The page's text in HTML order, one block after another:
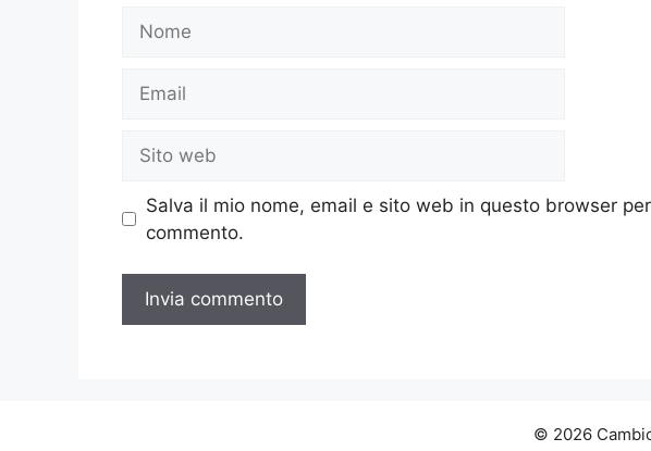
web
Salva il mio nome, email e sito web in questo browser
commento.
© 2026